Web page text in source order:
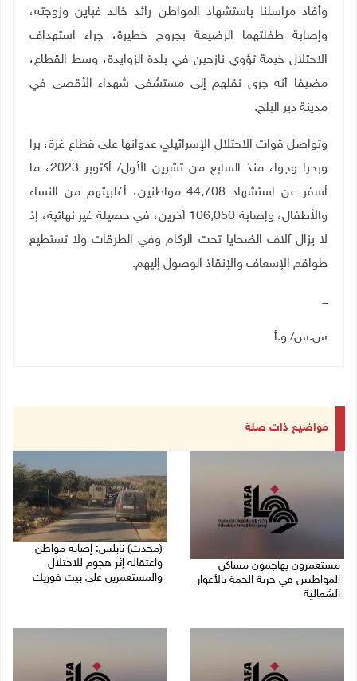
وأفاد مراسلنا باستشهاد المواطن رائد خالد غباين وزوجته،
وإصابة طفلتهما الرضيعة بجروح خطيرة، جراء استهداف
الاحتلال خيمة تؤوي نازحين في بلدة الزوايدة، وسط القطاع،
مضيفا أنه جرى نقلهم إلى مستشفى شهداء الأقصى في
مدينة دير البلح.
وتواصل قوات الاحتلال الإسرائيلي عدوانها على قطاع غزة، برا
وبحرا وجوا، منذ السابع من تشرين الأول/ أكتوبر 2023، ما
أسفر عن استشهاد 44,708 مواطنين، أغلبيتهم من النساء
والأطفال، وإصابة 106,050 آخرين، في حصيلة غير نهائية، إذ
لا يزال آلاف الضحايا تحت الركام وفي الطرقات ولا تستطيع
طواقم الإسعاف والإنقاذ الوصول إليهم.
ـــ
س.س/ و.أ
مواضيع ذات صلة
مستعمرون يهاجمون مساكن
المواطنين في خربة الحمة بالأغوار
الشمالية
(محدث) نابلس: إصابة مواطن
واعتقاله إثر هجوم للاحتلال
والمستعمرين على بيت فوريك